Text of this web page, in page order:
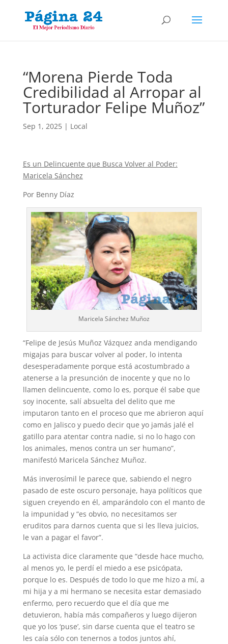
“Morena Pierde Toda
Credibilidad al Arropar al
Torturador Felipe Muñoz”
Sep 1, 2025| Local
Es un Delincuente que Busca Volver al Poder:
Maricela Sánchez
Por Benny Díaz
Maricela Sánchez Muñoz
“Felipe de Jesús Muñoz Vázquez anda mendigando
migajas para buscar volver al poder, lo intenta
desesperadamente porque está acostumbrado a
atenerse a la presunción de inocente y que no lo
llamen delincuente, como lo es, porque él sabe que
soy inocente, salí absuelta del delito que me
imputaron tanto en el proceso que me abrieron aquí
como en Jalisco y puedo decir que yo jamás jalé el
gatillo para atentar contra nadie, si no lo hago con
los animales, menos contra un ser humano”,
manifestó Maricela Sánchez Muñoz.
Más inverosímil le parece que, sabiendo el negro
pasado de este oscuro personaje, haya políticos que
siguen creyendo en él, amparándolo con el manto de
la impunidad y “es obvio, no necesitamos ser
eruditos para darnos cuenta que si les lleva juicios,
le van a pagar el favor”.
La activista dice claramente que “desde hace mucho,
al menos yo, le perdí el miedo a ese psicópata,
porque lo es. Después de todo lo que me hizo a mí, a
mi hija y a mi hermano se necesita estar demasiado
enfermo, pero recuerdo que el día que me
detuvieron, había más compañeros y luego dijeron
que yo los ‘puse’, sin darse cuenta que el teatro se
les caía sólo con tenernos a todos juntos ahí,